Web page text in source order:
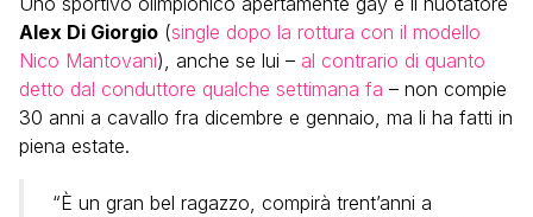
Alex Di Giorgio (single dopo la rottura con il modello
Nico Mantovani), anche se lui – al contrario di quanto
detto dal conduttore qualche settimana fa – non compie
30 anni a cavallo fra dicembre e gennaio, ma li ha fatti in
piena estate.
“È un gran bel ragazzo, compirà trent’anni a